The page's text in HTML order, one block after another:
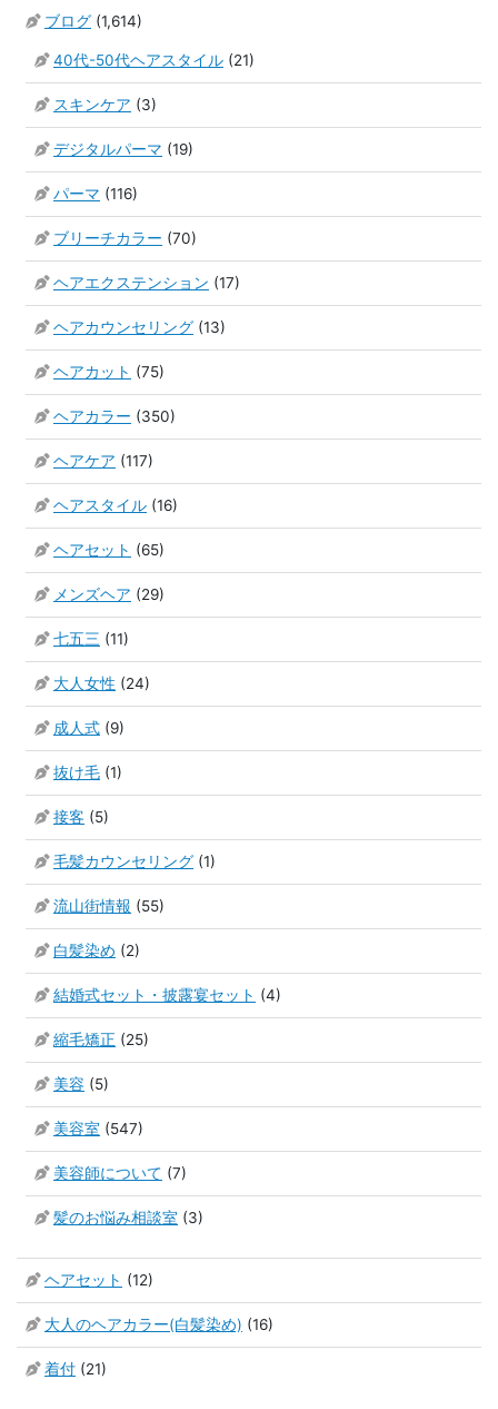
ブログ (1,614)
40代-50代ヘアスタイル (21)
スキンケア (3)
デジタルパーマ (19)
パーマ (116)
ブリーチカラー (70)
ヘアエクステンション (17)
ヘアカウンセリング (13)
ヘアカット (75)
ヘアカラー (350)
ヘアケア (117)
ヘアスタイル (16)
ヘアセット (65)
メンズヘア (29)
七五三 (11)
大人女性 (24)
成人式 (9)
抜け毛 (1)
接客 (5)
毛髪カウンセリング (1)
流山街情報 (55)
白髪染め (2)
結婚式セット・披露宴セット (4)
縮毛矯正 (25)
美容 (5)
美容室 (547)
美容師について (7)
髪のお悩み相談室 (3)
ヘアセット (12)
大人のヘアカラー(白髪染め) (16)
着付 (21)